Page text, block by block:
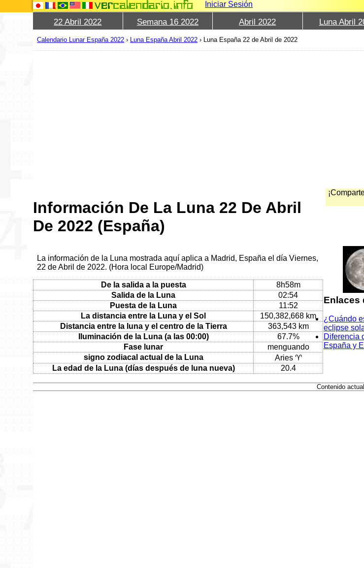
Iniciar Sesión
22 Abril 2022 Semana 16 2022 Abril 2022 Luna Abril
Calendario Lunar España 2022 › Luna España Abril 2022 › Luna España 22 de Abril de 2022
Información De La Luna 22 De Abril
De 2022 (España)
La información de la Luna mostrada aquí aplica a Madrid, España el día Viernes,
22 de Abril de 2022. (Hora local Europe/Madrid)
De la salida a la puesta
8h58m
Salida de la Luna
02:54
Puesta de la Luna
11:52
La distancia entre la Luna y el Sol
150,382,668 km
Distancia entre la luna y el centro de la Tierra
363,543 km
Iluminación de la Luna (a las 00:00)
67.7%
Fase lunar
menguando
signo zodiacal actual de la Luna
Aries ♈
La edad de la Luna (días después de luna nueva)
20.4
Enlaces
¿Cuándo
eclipse
Diferencia
España y
Contenido